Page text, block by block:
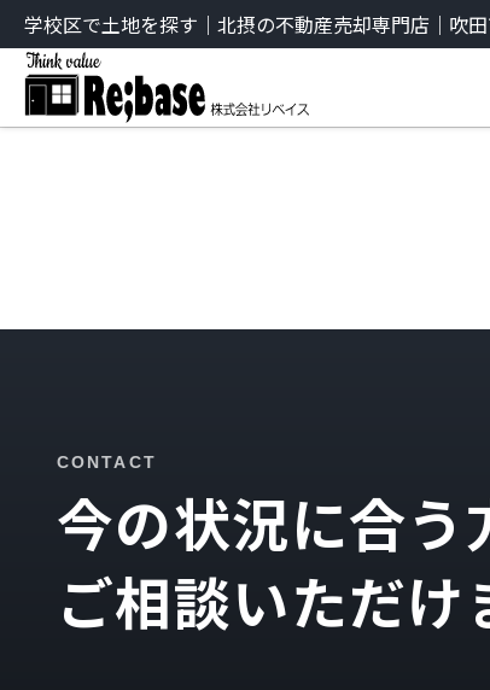
学校区で土地を探す｜北摂の不動産売却専門店｜吹
社リベイス
CONTACT
今の状況に合う
ご相談いただけ